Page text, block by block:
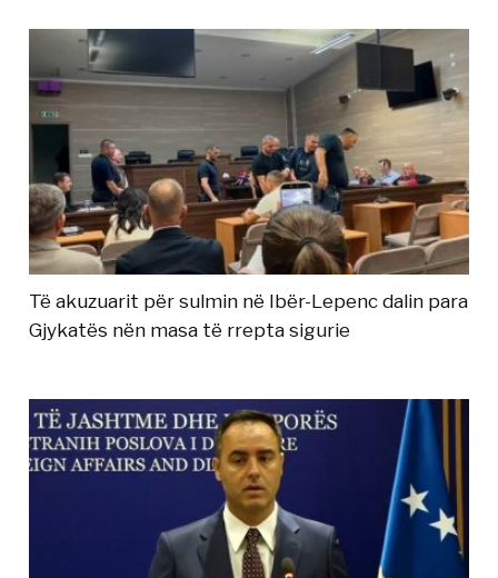
Të akuzuarit për sulmin në Ibër-Lepenc dalin para
Gjykatës nën masa të rrepta sigurie